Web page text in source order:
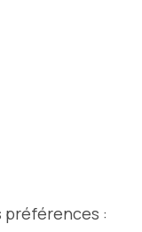
préférences :